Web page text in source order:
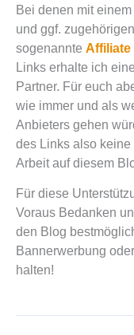
Bei denen mit
und ggf.
sogenannte Affiliate
Links erhalte ich
Partner. Für euch
wie immer und als
Anbieters gehen
des Links also
Arbeit auf diesem
Für diese
Voraus Bedanken
den Blog
Bannerwerbung
halten!